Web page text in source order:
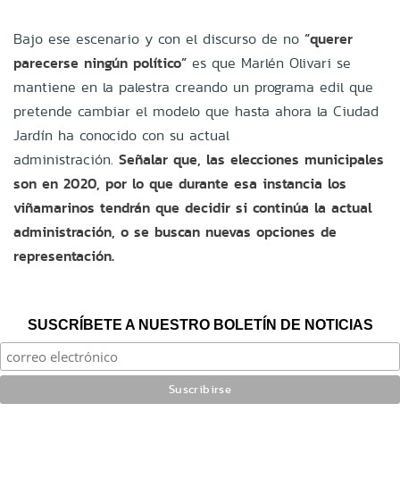
Bajo ese escenario y con el discurso de no “querer
parecerse ningún político” es que Marlén Olivari se
mantiene en la palestra creando un programa edil que
pretende cambiar el modelo que hasta ahora la Ciudad
Jardín ha conocido con su actual
administración. Señalar que, las elecciones municipales
son en 2020, por lo que durante esa instancia los
viñamarinos tendrán que decidir si continúa la actual
administración, o se buscan nuevas opciones de
representación.
SUSCRÍBETE A NUESTRO BOLETÍN DE NOTICIAS